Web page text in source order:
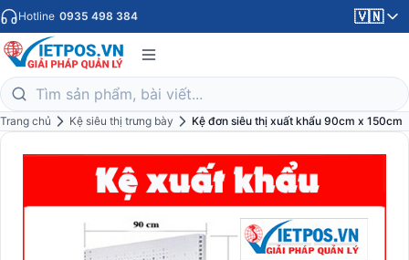
Hotline 0935 498 384 🇻🇳
Trang chủ Kệ siêu thị trưng bày Kệ đơn siêu thị xuất khẩu 90cm x 150cm